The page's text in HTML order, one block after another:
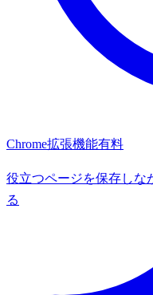
Chrome拡張機能有料
役立つページを保存しな
る